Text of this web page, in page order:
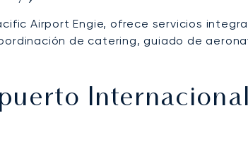
Airport Engie, ofrece servicios
de catering, guiado de